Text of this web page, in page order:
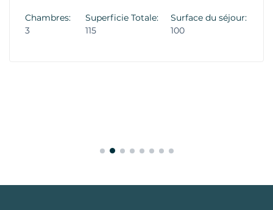
Chambres:
3
Superficie Totale:
115
Surface du séjour:
100